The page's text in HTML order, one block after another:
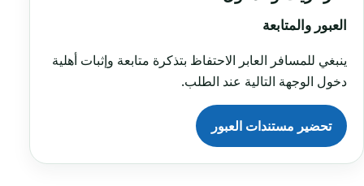
العبور والمتابعة
ينبغي للمسافر العابر الاحتفاظ بتذكرة متابعة وإثبات أهلية
دخول الوجهة التالية عند الطلب.
تحضير مستندات العبور